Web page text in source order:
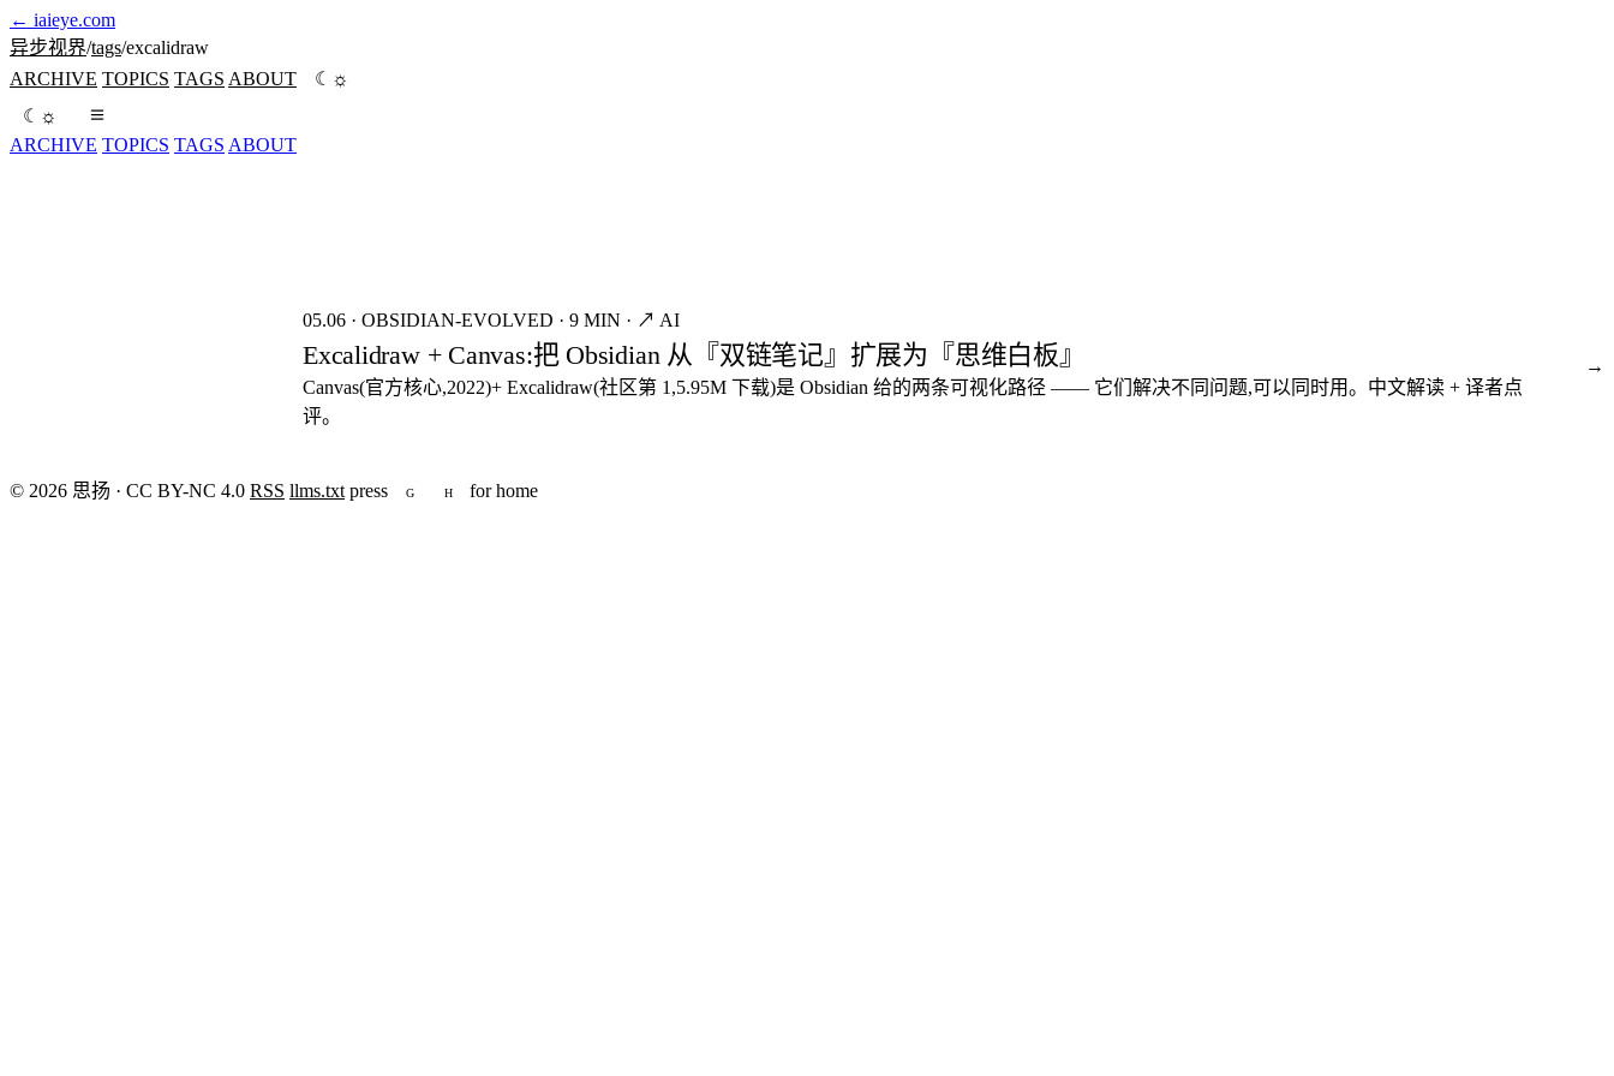
← iaieye.com
异步视界/tags/excalidraw
ARCHIVE TOPICS TAGS ABOUT ☾ ☼
☾ ☼
ARCHIVE TOPICS TAGS ABOUT
05.06 · OBSIDIAN-EVOLVED · 9 MIN · ↗ AI
Excalidraw + Canvas:把 Obsidian 从『双链笔记』扩展为『思维白板』
Canvas(官方核心,2022)+ Excalidraw(社区第 1,5.95M 下载)是 Obsidian 给的两条可视化路径 —— 它们解决不同问题,可以同时用。中文解读 + 译者点
评。
→
© 2026 思扬 · CC BY-NC 4.0 RSS llms.txt press G H for home